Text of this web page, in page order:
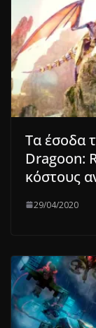
Τα έσοδα
Dragoon:
κόστους
29/04/2020